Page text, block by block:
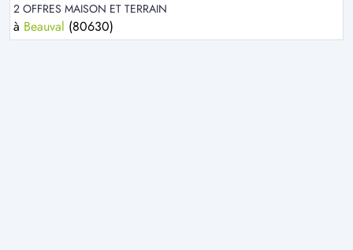
2 OFFRES MAISON ET TERRAIN
à Beauval (80630)